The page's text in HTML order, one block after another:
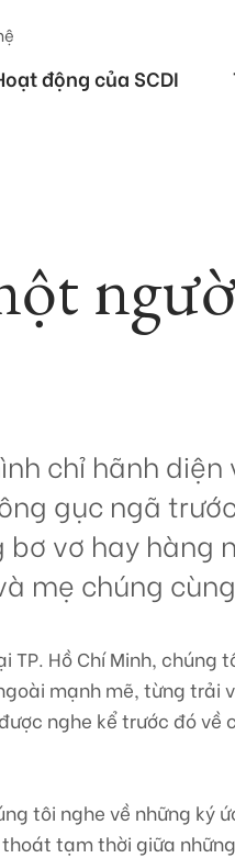
động của SCDI
chỉ hãnh
gục ngã
vơ hay hàng
mẹ chúng
Hồ Chí Minh, chúng
mạnh mẽ, từng trải
nghe kể trước đó về
tôi nghe về những ký
tạm thời giữa